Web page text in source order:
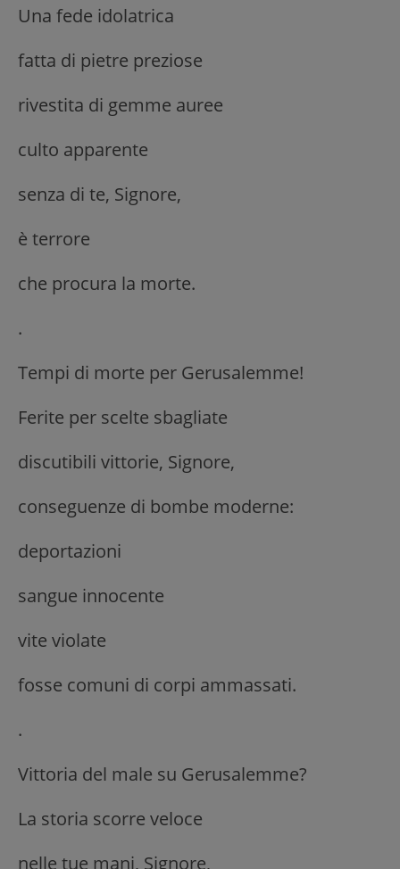
Una fede idolatrica
fatta di pietre preziose
rivestita di gemme auree
culto apparente
senza di te, Signore,
è terrore
che procura la morte.
.
Tempi di morte per Gerusalemme!
Ferite per scelte sbagliate
discutibili vittorie, Signore,
conseguenze di bombe moderne:
deportazioni
sangue innocente
vite violate
fosse comuni di corpi ammassati.
.
Vittoria del male su Gerusalemme?
La storia scorre veloce
nelle tue mani, Signore,